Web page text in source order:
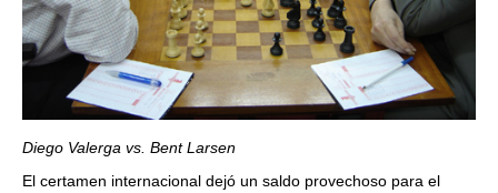
Diego Valerga vs. Bent Larsen
El certamen internacional dejó un saldo provechoso para el